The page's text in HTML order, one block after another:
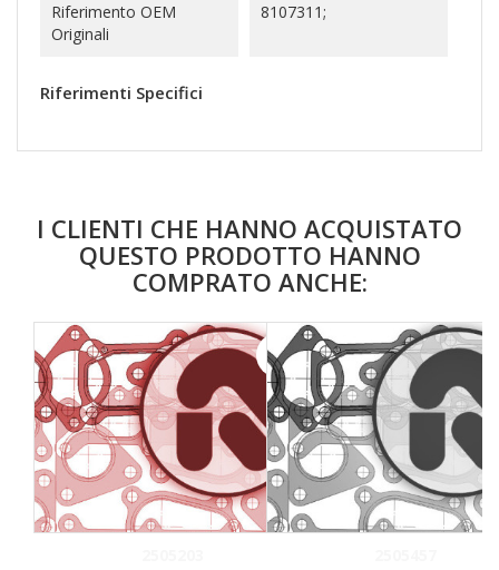
Riferimento OEM
Originali
8107311;
Riferimenti Specifici
I CLIENTI CHE HANNO ACQUISTATO
QUESTO PRODOTTO HANNO
COMPRATO ANCHE:
favorite_border